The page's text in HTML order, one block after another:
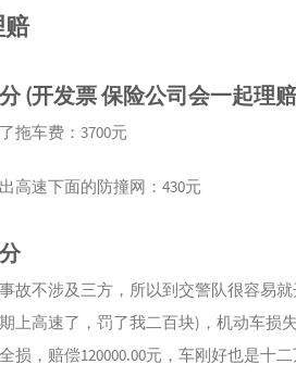
(开发票 保险公司会一起理
拖车费：3700元
高速下面的防撞网：430元
故不涉及三方，所以到交警队很容易
上高速了，罚了我二百块)，机动车损
损，赔偿120000.00元，车刚好也是十二